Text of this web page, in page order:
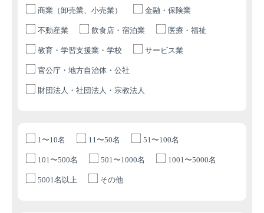
商業（卸売業、小売業） 金融・保険業
不動産業 飲食店・宿泊業 医療・福祉
教育・学習支援業・学校 サービス業
官公庁・地方自治体・公社
財団法人・社団法人・宗教法人
1〜10名 11〜50名 51〜100名
101〜500名 501〜1000名 1001〜5000名
5001名以上 その他